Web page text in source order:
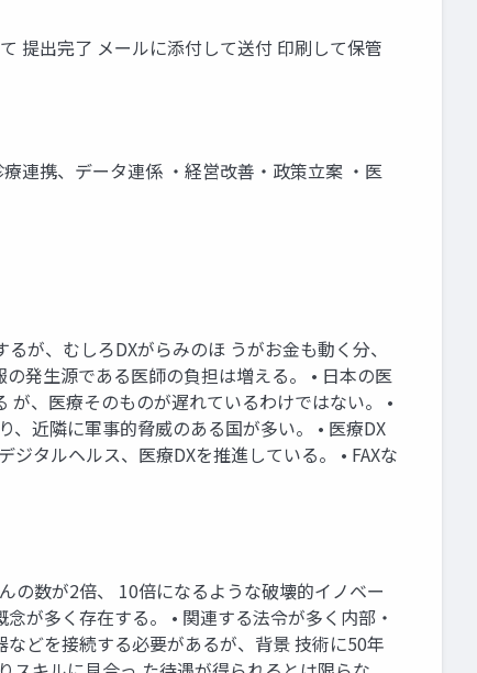
提出完了 メールに添付して送付 印刷して保管
連携、データ連係 ・経営改善・政策立案 ・医
が、むしろDXがらみのほ うがお金も動く分、
発生源である医師の負担は増える。 • 日本の医
、医療そのものが遅れているわけではない。 •
近隣に軍事的脅威のある国が多い。 • 医療DX
タルヘルス、医療DXを推進している。 • FAXな
の数が2倍、 10倍になるような破壊的イノベー
が多く存在する。 • 関連する法令が多く内部・
どを接続する必要があるが、背景 技術に50年